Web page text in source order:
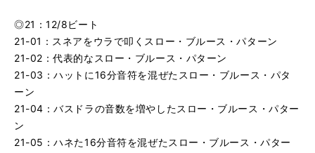
◎21：12/8ビート
21-01：スネアをウラで叩くスロー・ブルース・パターン
21-02：代表的なスロー・ブルース・パターン
21-03：ハットに16分音符を混ぜたスロー・ブルース・パタ
ーン
21-04：バスドラの音数を増やしたスロー・ブルース・パター
ン
21-05：ハネた16分音符を混ぜたスロー・ブルース・パター